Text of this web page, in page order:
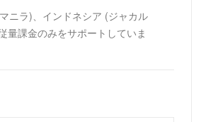
ニラ)、インドネシア (ジャカル
量課金のみをサポートしていま